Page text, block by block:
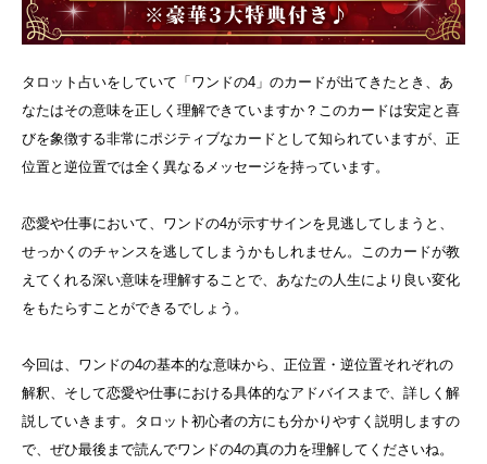
タロット占いをしていて「ワンドの4」のカードが出てきたとき、あ
なたはその意味を正しく理解できていますか？このカードは安定と喜
びを象徴する非常にポジティブなカードとして知られていますが、正
位置と逆位置では全く異なるメッセージを持っています。
恋愛や仕事において、ワンドの4が示すサインを見逃してしまうと、
せっかくのチャンスを逃してしまうかもしれません。このカードが教
えてくれる深い意味を理解することで、あなたの人生により良い変化
をもたらすことができるでしょう。
今回は、ワンドの4の基本的な意味から、正位置・逆位置それぞれの
解釈、そして恋愛や仕事における具体的なアドバイスまで、詳しく解
説していきます。タロット初心者の方にも分かりやすく説明しますの
で、ぜひ最後まで読んでワンドの4の真の力を理解してくださいね。